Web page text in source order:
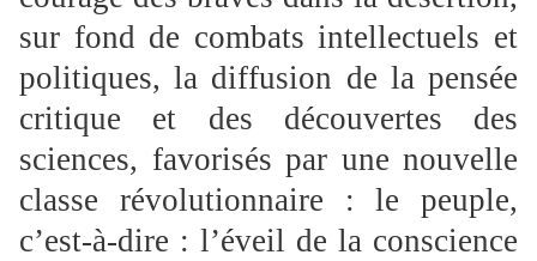
sur fond de combats intellectuels et
politiques, la diffusion de la pensée
critique et des découvertes des
sciences, favorisés par une nouvelle
classe révolutionnaire : le peuple,
c’est-à-dire : l’éveil de la conscience